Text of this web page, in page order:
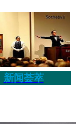
新闻荟萃